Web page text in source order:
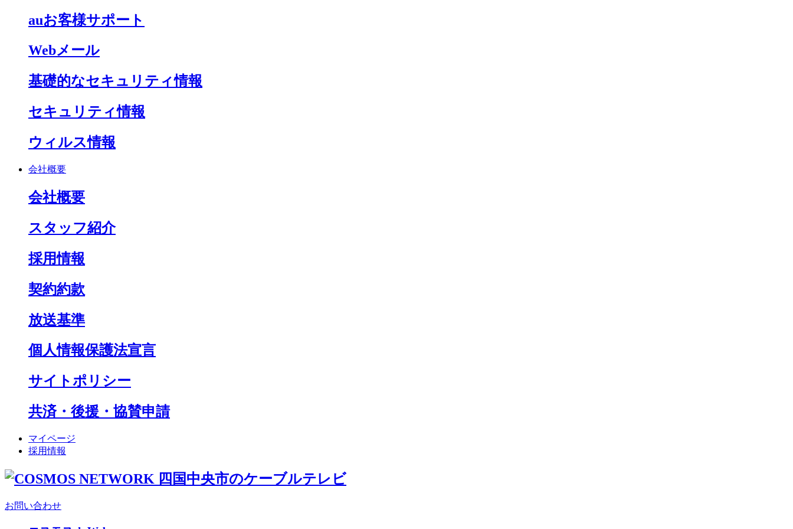
auお客様サポート
Webメール
基礎的なセキュリティ情報
セキュリティ情報
ウィルス情報
会社概要
会社概要
スタッフ紹介
採用情報
契約約款
放送基準
個人情報保護法宣言
サイトポリシー
共済・後援・協賛申請
マイページ
採用情報
お問い合わせ